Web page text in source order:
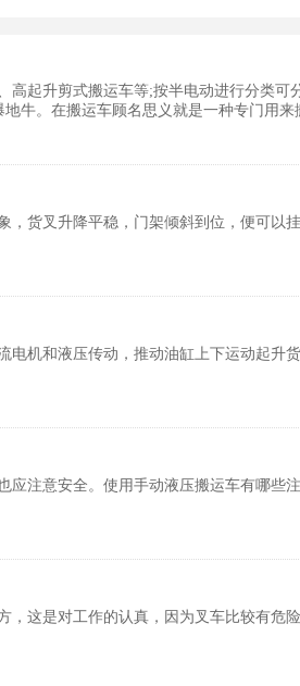
起升剪式搬运车等;按半电动进行分类可
牛。在搬运车顾名思义就是一种专门用来
货叉升降平稳，门架倾斜到位，便可以
机和液压传动，推动油缸上下运动起升
注意安全。使用手动液压搬运车有哪些
这是对工作的认真，因为叉车比较有危